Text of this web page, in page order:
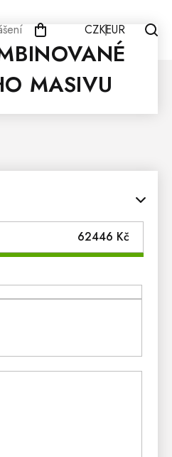
CZKEUR
MASIVU
62446 Kč